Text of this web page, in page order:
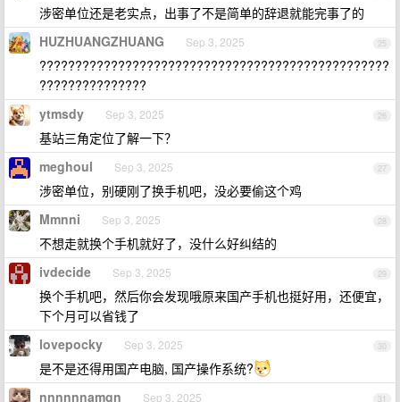
涉密单位还是老实点，出事了不是简单的辞退就能完事了的
25
HUZHUANGZHUANG Sep 3, 2025
?????????????????????????????????????????????????
???????????????
26
ytmsdy Sep 3, 2025
基站三角定位了解一下？
27
meghoul Sep 3, 2025
涉密单位，别硬刚了换手机吧，没必要偷这个鸡
28
Mmnni Sep 3, 2025
不想走就换个手机就好了，没什么好纠结的
29
ivdecide Sep 3, 2025
换个手机吧，然后你会发现哦原来国产手机也挺好用，还便宜，
下个月可以省钱了
30
lovepocky Sep 3, 2025
是不是还得用国产电脑, 国产操作系统?
31
nnnnnnamgn Sep 3, 2025